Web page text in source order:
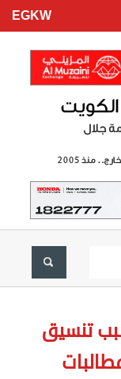
EGKW
تنسيق
2026.. مطالبات